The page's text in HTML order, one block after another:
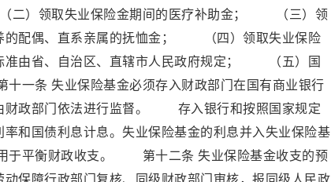
）领取失业保险金期间的医疗补助金； （三）领
的配偶、直系亲属的抚恤金； （四）领取失业保险
准由省、自治区、直辖市人民政府规定； （五）国
条 失业保险基金必须存入财政部门在国有商业银行
财政部门依法进行监督。 存入银行和按照国家规定
和国债利息计息。失业保险基金的利息并入失业保险基
平衡财政收支。 第十二条 失业保险基金收支的预
保障行政部门复核、同级财政部门审核，报同级人民政